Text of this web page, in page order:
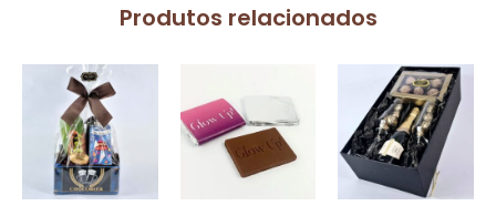
Produtos relacionados